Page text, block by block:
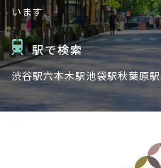
います
駅で検索
渋谷駅六本木駅池袋駅秋葉原駅